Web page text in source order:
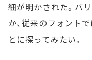
細が明かされた。バ
か、従来のフォント
とに探ってみたい。